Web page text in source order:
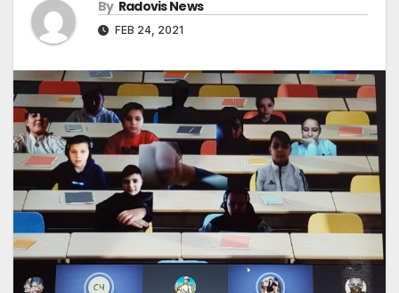
By Radovis News
FEB 24, 2021